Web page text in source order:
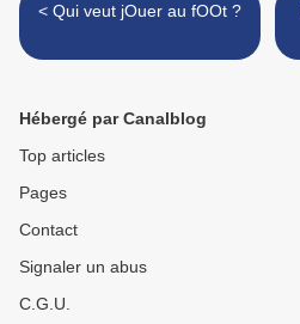
< Qui veut jOuer au fOOt ?
Hébergé par Canalblog
Top articles
Pages
Contact
Signaler un abus
C.G.U.